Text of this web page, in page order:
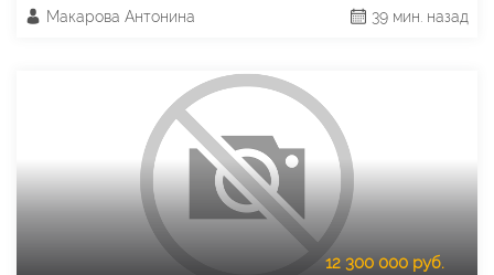
Макарова Антонина 39 мин. назад
12 300 000 руб.